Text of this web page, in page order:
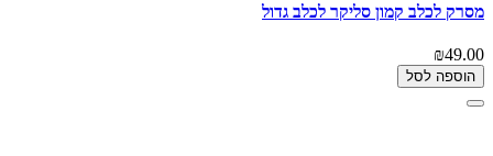
מסרק לכלב קמון סליקר לכלב גדול
₪49.00
הוספה לסל